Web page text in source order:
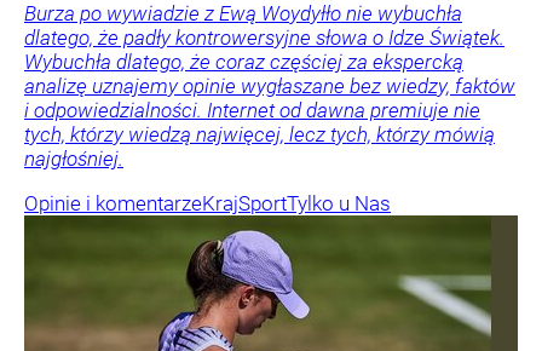
Burza po wywiadzie z Ewą Woydyłło nie wybuchła
dlatego, że padły kontrowersyjne słowa o Idze Świątek.
Wybuchła dlatego, że coraz częściej za ekspercką
analizę uznajemy opinie wygłaszane bez wiedzy, faktów
i odpowiedzialności. Internet od dawna premiuje nie
tych, którzy wiedzą najwięcej, lecz tych, którzy mówią
najgłośniej.
Opinie i komentarzeKrajSportTylko u Nas